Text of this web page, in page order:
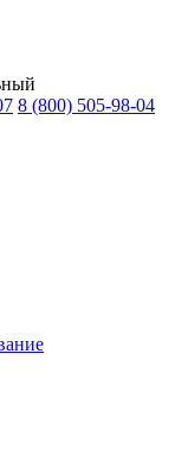
8 (800) 505-98-04